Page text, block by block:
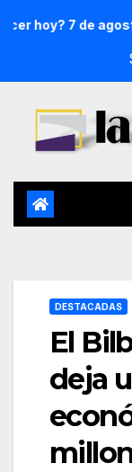
7 de agosto
DESTACADAS
El
deja